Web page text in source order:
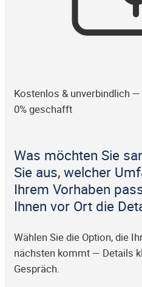
Kostenlos & unverbindlich —
0% geschafft
Was möchten Sie
Sie aus, welcher
Ihrem Vorhaben
Ihnen vor Ort die
Wählen Sie die Option, die
nächsten kommt — Details
Gespräch.